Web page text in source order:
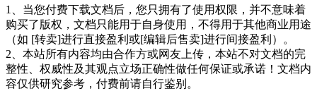
1、当您付费下载文档后，您只拥有了使用权限，并不意味着
购买了版权，文档只能用于自身使用，不得用于其他商业用途
（如 [转卖]进行直接盈利或[编辑后售卖]进行间接盈利）。
2、本站所有内容均由合作方或网友上传，本站不对文档的完
整性、权威性及其观点立场正确性做任何保证或承诺！文档内
容仅供研究参考，付费前请自行鉴别。